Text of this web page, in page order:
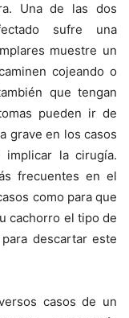
Una de las dos
sufre una
muestre un
cojeando o
que tengan
pueden ir de
grave en los casos
implicar la cirugía.
frecuentes en el
como para que
cachorro el tipo de
descartar este
casos de un